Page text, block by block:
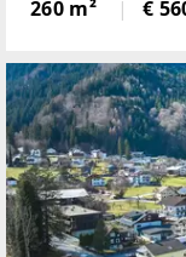
neu renovierten
260 m² €